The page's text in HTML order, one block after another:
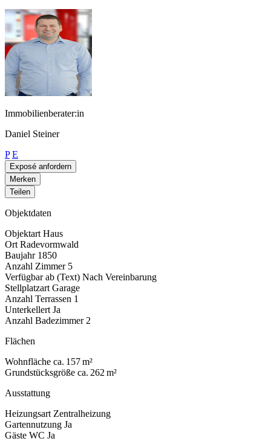
Immobilienberater:in
Daniel Steiner
P E
Exposé anfordern
Merken
Teilen
Objektdaten
Objektart Haus
Ort Radevormwald
Baujahr 1850
Anzahl Zimmer 5
Verfügbar ab (Text) Nach Vereinbarung
Stellplatzart Garage
Anzahl Terrassen 1
Unterkellert Ja
Anzahl Badezimmer 2
Flächen
Wohnfläche ca. 157 m²
Grundstücksgröße ca. 262 m²
Ausstattung
Heizungsart Zentralheizung
Gartennutzung Ja
Gäste WC Ja